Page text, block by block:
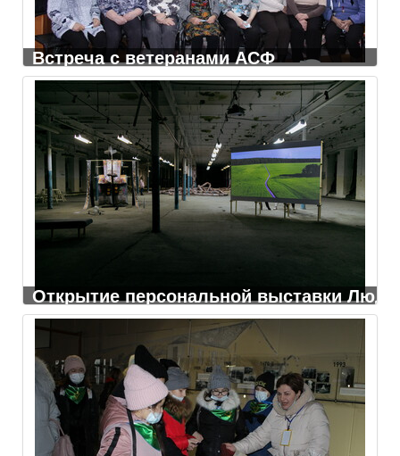
Встреча с ветеранами АСФ
Открытие персональной выставки